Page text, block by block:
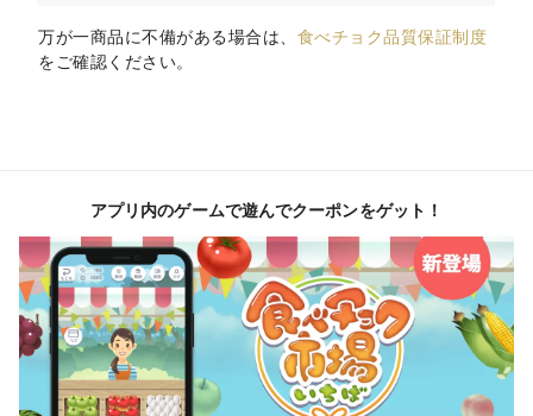
万が一商品に不備がある場合は、 食べチョク品質保証制度
をご確認ください。
アプリ内のゲームで遊んでクーポンをゲット！